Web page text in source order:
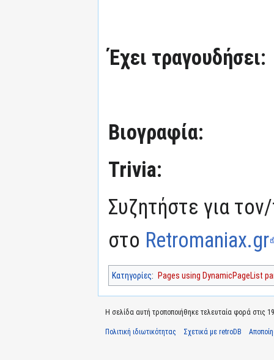
Έχει τραγουδήσει:
Βιογραφία:
Trivia:
Συζητήστε για
στο Retromaniax.gr
Κατηγορίες: Pages using DynamicPageList
Η σελίδα αυτή τροποποιήθηκε τελευταία φορά στις
Πολιτική ιδιωτικότητας Σχετικά με retroDB